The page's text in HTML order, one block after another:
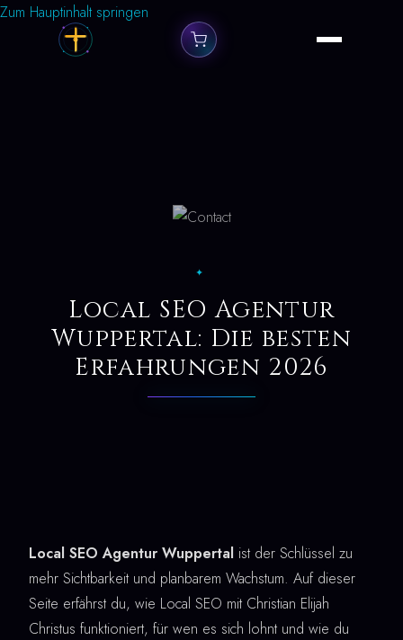
Zum Hauptinhalt springen
✦
Local SEO Agentur
Wuppertal: Die besten
Erfahrungen 2026
Local SEO Agentur Wuppertal ist der Schlüssel zu
mehr Sichtbarkeit und planbarem Wachstum. Auf dieser
Seite erfährst du, wie Local SEO mit Christian Elijah
Christus funktioniert, für wen es sich lohnt und wie du